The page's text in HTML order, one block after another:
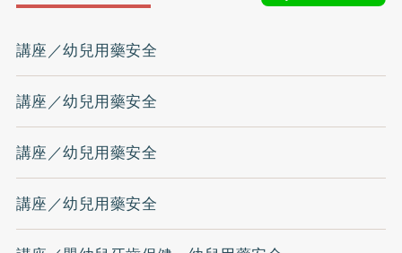
講座／幼兒用藥安全
講座／幼兒用藥安全
講座／幼兒用藥安全
講座／幼兒用藥安全